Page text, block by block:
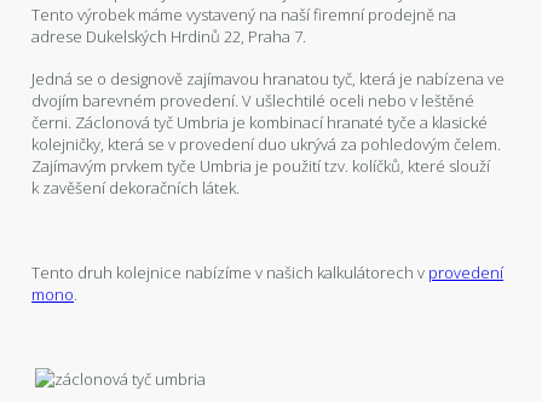
Tento výrobek máme vystavený na naší firemní prodejně na
adrese Dukelských Hrdinů 22, Praha 7.
Jedná se o designově zajímavou hranatou tyč, která je nabízena ve
dvojím barevném provedení. V ušlechtilé oceli nebo v leštěné
černi. Záclonová tyč Umbria je kombinací hranaté tyče a klasické
kolejničky, která se v provedení duo ukrývá za pohledovým čelem.
Zajímavým prvkem tyče Umbria je použití tzv. kolíčků, které slouží
k zavěšení dekoračních látek.
Tento druh kolejnice nabízíme v našich kalkulátorech v provedení
mono.